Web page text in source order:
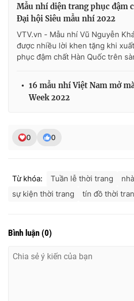
Mẫu nhí diện trang phục đậm
Đại hội Siêu mẫu nhí 2022
VTV.vn - Mẫu nhí Vũ Nguyễn
được nhiều lời khen tặng khi
phục đậm chất Hàn Quốc trên
16 mẫu nhí Việt Nam mở
Week 2022
0 0
Từ khóa: Tuần lễ thời trang
sự kiện thời trang
tín đồ thời
Bình luận (0)